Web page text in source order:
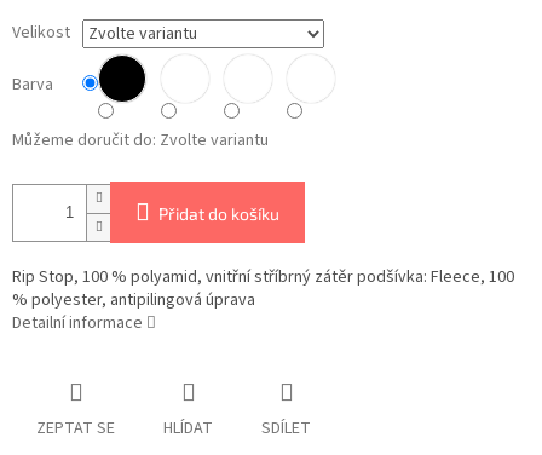
Velikost
Barva
Můžeme doručit do: Zvolte variantu
Přidat do košíku
Rip Stop, 100 % polyamid, vnitřní stříbrný zátěr podšívka: Fleece, 100
% polyester, antipilingová úprava
Detailní informace
ZEPTAT SE HLÍDAT SDÍLET